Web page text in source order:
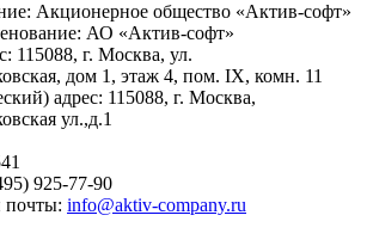
Акционерное общество «Актив-софт»
АО «Актив-софт»
115088, г. Москва, ул.
дом 1, этаж 4, пом. IX, комн. 11
адрес: 115088, г. Москва,
ул.,д.1
925-77-90
почты: info@aktiv-company.ru